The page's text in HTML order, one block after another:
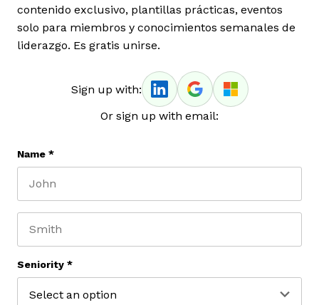
contenido exclusivo, plantillas prácticas, eventos
solo para miembros y conocimientos semanales de
liderazgo. Es gratis unirse.
Sign up with:
Or sign up with email:
Name *
Seniority *